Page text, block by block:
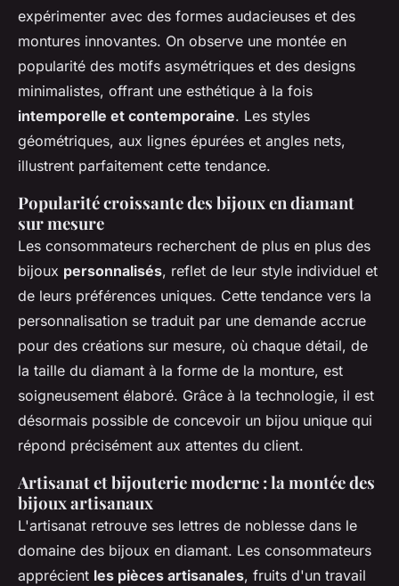
expérimenter avec des formes audacieuses et des
montures innovantes. On observe une montée en
popularité des motifs asymétriques et des designs
minimalistes, offrant une esthétique à la fois
intemporelle et contemporaine. Les styles
géométriques, aux lignes épurées et angles nets,
illustrent parfaitement cette tendance.
Popularité croissante des bijoux en diamant
sur mesure
Les consommateurs recherchent de plus en plus des
bijoux personnalisés, reflet de leur style individuel et
de leurs préférences uniques. Cette tendance vers la
personnalisation se traduit par une demande accrue
pour des créations sur mesure, où chaque détail, de
la taille du diamant à la forme de la monture, est
soigneusement élaboré. Grâce à la technologie, il est
désormais possible de concevoir un bijou unique qui
répond précisément aux attentes du client.
Artisanat et bijouterie moderne : la montée des
bijoux artisanaux
L'artisanat retrouve ses lettres de noblesse dans le
domaine des bijoux en diamant. Les consommateurs
apprécient les pièces artisanales, fruits d'un travail